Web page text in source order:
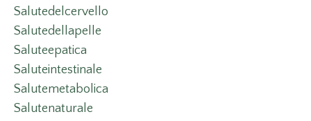
Salutedelcervello
Salutedellapelle
Saluteepatica
Saluteintestinale
Salutemetabolica
Salutenaturale